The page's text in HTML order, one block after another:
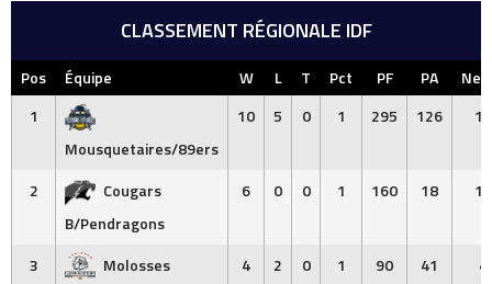
CLASSEMENT RÉGIONALE IDF
Pos Équipe W L T Pct PF PA
Net
1
Mousquetaires/89ers
10 5 0 1 295 126
2
Cougars
B/Pendragons
6 0 0 1 160 18
3
Molosses
4 2 0 1 90 41